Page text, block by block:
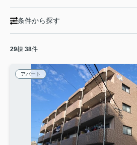
条件から探す
29棟 38件
アパート